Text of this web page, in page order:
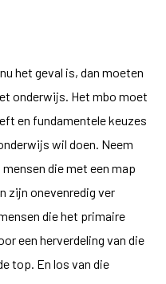
het geval is, dan moeten
onderwijs. Het mbo moet
en fundamentele keuzes
wil doen. Neem
die met een map
zijn onevenredig ver
die het primaire
een herverdeling van die
top. En los van die